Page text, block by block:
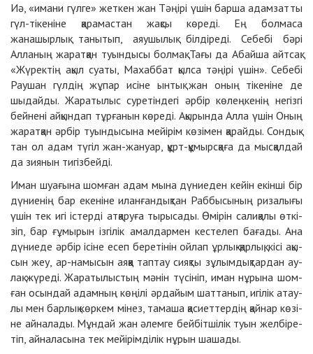
Иә, «имани гүлге» жеткен жан Тәңірі үшін барша адамзатты
гүл-тікеніне қарамастан жақсы көреді. Ең болмаса
жанашырлық танытып, аяушылық білдіреді. Себебі бәрі
Алланың жаратқан туындысы болмақ. Тағы да Абайша айтсақ:
«Жүректің ақыл суаты, Махаббат қылса тәңірі үшін». Себебі
Раушан гүлдің жұпар исіне ынтық жан оның тікеніне де
шыдайды. Жаратылыс суретіндегі әрбір көлеңкенің негізгі
бейнені айқындап тұрғанын көреді. Ақырында Алла үшін Оның
жаратқан әрбір туындысына мейірім көзімен қарайды. Сон­дық­
тан ол адам түгіл жан-жа­ну­ар, құрт-құ­мы­рс­қа­ға да мыс­қал­дай
да зия­нын ти­гіз­бейді.
Иман шуағы­на шом­ған адам мы­на дү­ниеден кейін екін­ші бір
дү­ниенің бар еке­ні­не иланғандықтан Раббы­сы­ның ри­за­лы­ғы
үшін тек игі іс­тер­ді ат­қа­ру­ға тыры­са­ды. Өмі­рін са­ли­қа­лы өт­кі­
зіп, бар ғұ­мы­рын із­гі­лік амал­дар­мен кес­те­леп ба­ға­ды. Ана
дү­ниеде әр­бір ісі­не есеп бе­ре­ті­нін ой­лап ұр­лық-қар­лық, кі­сі­ ақы­
сын жеу, ар-на­мы­сын аяқ­қа таптау сияқ­ты зұ­лым­дық­тар­дан ау­
лақ жү­ре­ді. Жа­ра­ты­лыс­тың мә­нін тү­сі­ніп, иман нұ­ры­на шом­
ған осын­дай адам­ның кө­ңі­лі әр­дай­ым шат­та­нып, игі­лік атау­
лы мен бар­лық көр­кем мі­нез, та­ма­ша қа­сиет­тер­дің қай­нар кө­зі­
не ай­на­ла­ды. Мұн­дай жан әлем­ге бей­біт­ші­лік туын жел­бі­ре­
тіп, ай­на­ла­сы­на тек мейі­рім­ді­лік нұ­рын шаша­ды.